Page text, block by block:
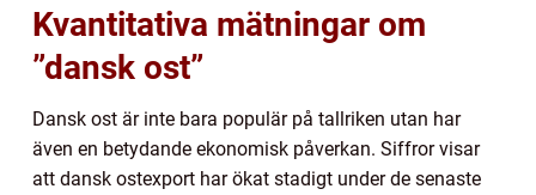
Kvantitativa mätningar om
”dansk ost”
Dansk ost är inte bara populär på tallriken utan har
även en betydande ekonomisk påverkan. Siffror visar
att dansk ostexport har ökat stadigt under de senaste